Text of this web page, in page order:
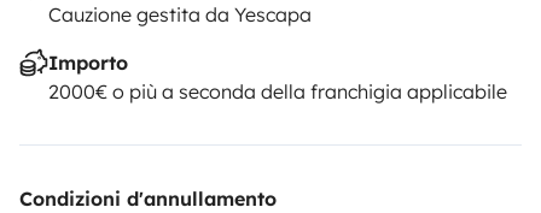
Cauzione gestita da Yescapa
Importo
2000€ o più a seconda della franchigia applicabile
Condizioni d'annullamento